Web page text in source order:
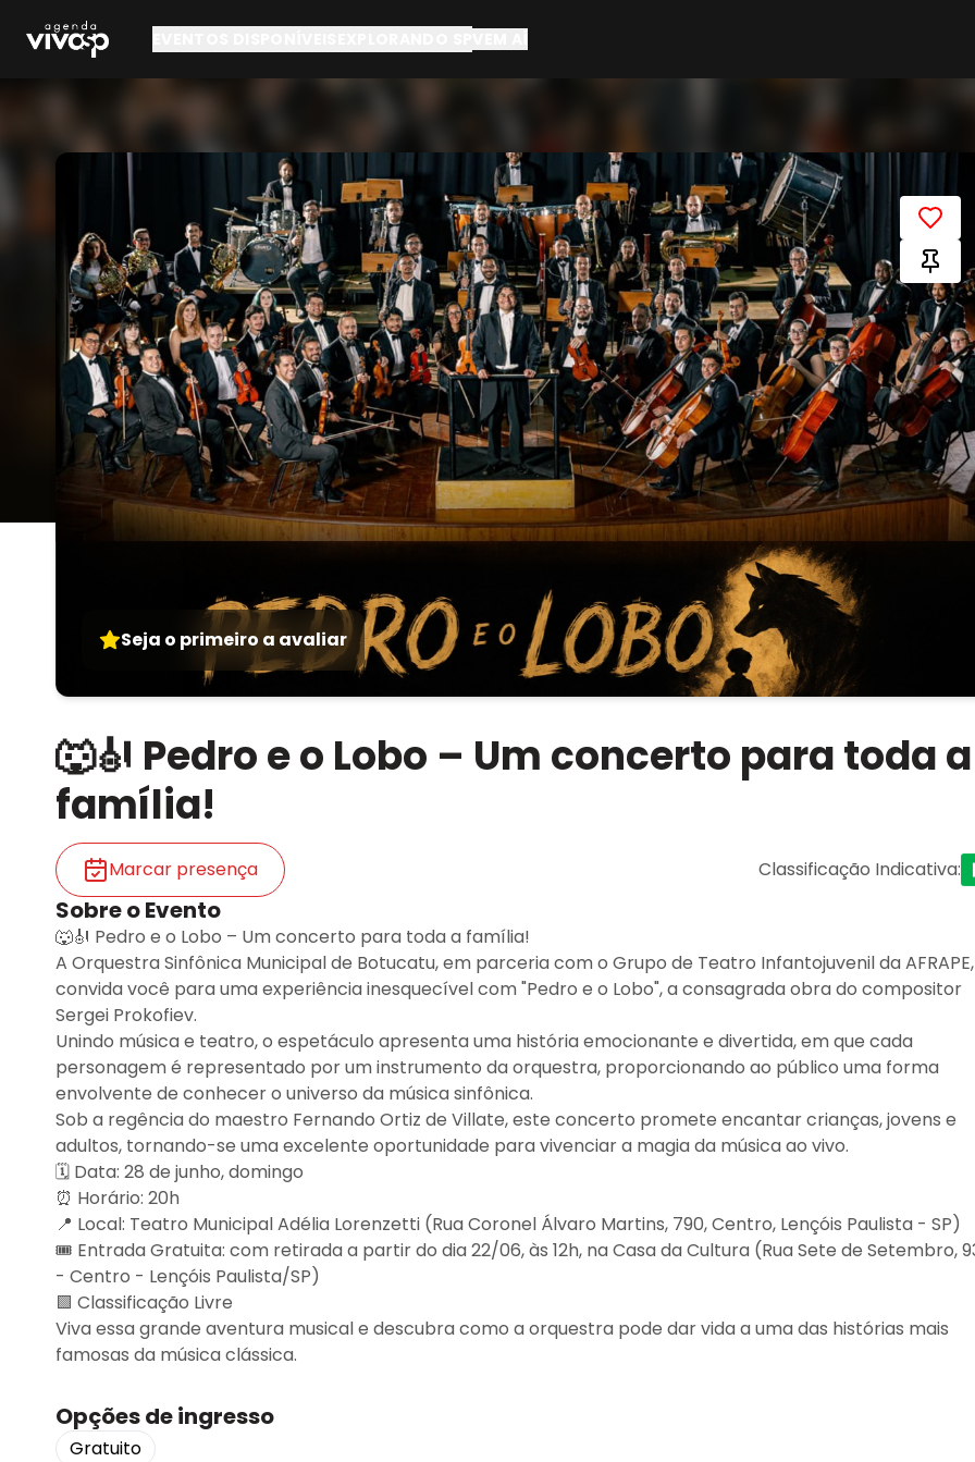
Seja o primeiro a avaliar
🐺🎻 Pedro e o Lobo – Um concerto para toda a
família!
Marcar presença Classificação Indicativa:
Sobre o Evento
🐺🎻 Pedro e o Lobo – Um concerto para toda a família!
A Orquestra Sinfônica Municipal de Botucatu, em parceria com o Grupo de Teatro Infantojuvenil da AFRAPE,
convida você para uma experiência inesquecível com "Pedro e o Lobo", a consagrada obra do compositor
Sergei Prokofiev.
Unindo música e teatro, o espetáculo apresenta uma história emocionante e divertida, em que cada
personagem é representado por um instrumento da orquestra, proporcionando ao público uma forma
envolvente de conhecer o universo da música sinfônica.
Sob a regência do maestro Fernando Ortiz de Villate, este concerto promete encantar crianças, jovens e
adultos, tornando-se uma excelente oportunidade para vivenciar a magia da música ao vivo.
🗓️ Data: 28 de junho, domingo
⏰ Horário: 20h
📍 Local: Teatro Municipal Adélia Lorenzetti (Rua Coronel Álvaro Martins, 790, Centro, Lençóis Paulista - SP)
🎟️ Entrada Gratuita: com retirada a partir do dia 22/06, às 12h, na Casa da Cultura (Rua Sete de Setembro,
- Centro - Lençóis Paulista/SP)
🟩 Classificação Livre
Viva essa grande aventura musical e descubra como a orquestra pode dar vida a uma das histórias mais
famosas da música clássica.
Opções de ingresso
Gratuito